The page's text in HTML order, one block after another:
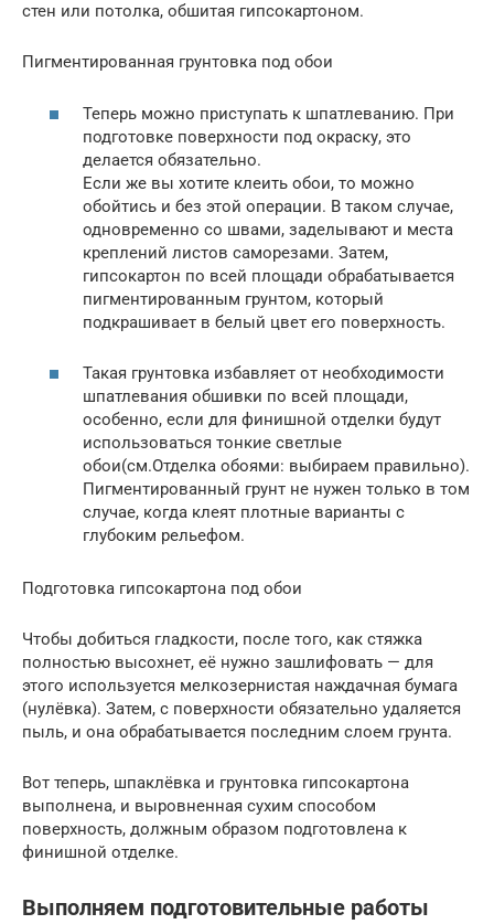
стен или потолка, обшитая гипсокартоном.
Пигментированная грунтовка под обои
Теперь можно приступать к шпатлеванию. При
подготовке поверхности под окраску, это
делается обязательно.
Если же вы хотите клеить обои, то можно
обойтись и без этой операции. В таком случае,
одновременно со швами, заделывают и места
креплений листов саморезами. Затем,
гипсокартон по всей площади обрабатывается
пигментированным грунтом, который
подкрашивает в белый цвет его поверхность.
Такая грунтовка избавляет от необходимости
шпатлевания обшивки по всей площади,
особенно, если для финишной отделки будут
использоваться тонкие светлые
обои(см.Отделка обоями: выбираем правильно).
Пигментированный грунт не нужен только в том
случае, когда клеят плотные варианты с
глубоким рельефом.
Подготовка гипсокартона под обои
Чтобы добиться гладкости, после того, как стяжка
полностью высохнет, её нужно зашлифовать — для
этого используется мелкозернистая наждачная бумага
(нулёвка). Затем, с поверхности обязательно удаляется
пыль, и она обрабатывается последним слоем грунта.
Вот теперь, шпаклёвка и грунтовка гипсокартона
выполнена, и выровненная сухим способом
поверхность, должным образом подготовлена к
финишной отделке.
Выполняем подготовительные работы